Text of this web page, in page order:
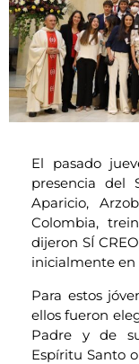
El pasado
presencia del
Aparicio,
Colombia,
dijeron SÍ
inicialmente en
Para estos
ellos fueron
Padre y de
Espíritu Santo